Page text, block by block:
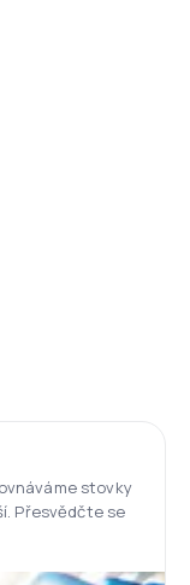
stovky
Přesvědčte se